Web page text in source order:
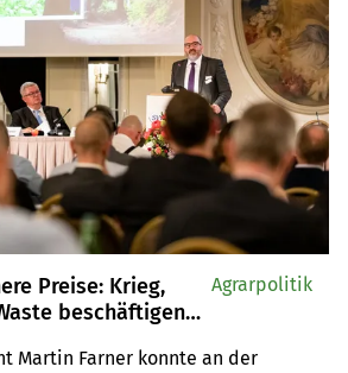
Preise: Krieg,
beschäftigen
Martin Farner konnte an der
Agrarpolitik